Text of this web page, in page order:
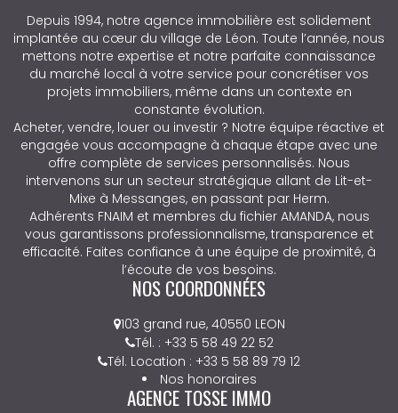
Depuis 1994, notre agence immobilière est solidement
implantée au cœur du village de Léon. Toute l’année, nous
mettons notre expertise et notre parfaite connaissance
du marché local à votre service pour concrétiser vos
projets immobiliers, même dans un contexte en
constante évolution.
Acheter, vendre, louer ou investir ? Notre équipe réactive et
engagée vous accompagne à chaque étape avec une
offre complète de services personnalisés. Nous
intervenons sur un secteur stratégique allant de Lit-et-
Mixe à Messanges, en passant par Herm.
Adhérents FNAIM et membres du fichier AMANDA, nous
vous garantissons professionnalisme, transparence et
efficacité. Faites confiance à une équipe de proximité, à
l’écoute de vos besoins.
NOS COORDONNÉES
103 grand rue, 40550 LEON
Tél. : +33 5 58 49 22 52
Tél. Location : +33 5 58 89 79 12
Nos honoraires
AGENCE TOSSE IMMO